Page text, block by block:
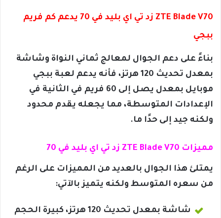
ZTE Blade V70 زد تي اي بليد في 70 يدعم كم فريم
ببجي
بناءً على دعم الجوال لمعالج ثماني النواة وشاشة
بمعدل تحديث 120 هرتز، فأنه يدعم لعبة ببجي
موبايل بمعدل يصل إلى 60 فريم في الثانية في
الإعدادات المتوسطة، مما يجعله يقدم محدود
ولكنه جيد إلى حدًا ما.
مميزات ZTE Blade V70 زد تي اي بليد في 70
يمتلئ هذا الجوال بالعديد من المميزات على الرغم
من سعره المتوسط ولكنه يتميز بالآتي:
شاشة بمعدل تحديث 120 هرتز، كبيرة الحجم